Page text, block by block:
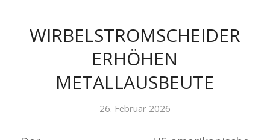
WIRBELSTROMSCHEIDER
ERHÖHEN
METALLAUSBEUTE
26. Februar 2026